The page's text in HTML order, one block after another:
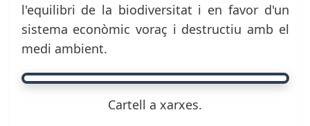
l'equilibri de la biodiversitat i en favor d'un
sistema econòmic voraç i destructiu amb el
medi ambient.
Cartell a xarxes.